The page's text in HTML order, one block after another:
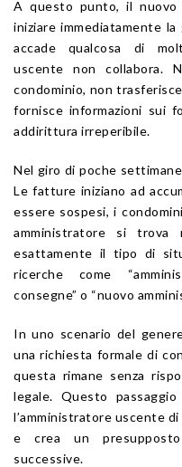
A questo punto, il nuovo
iniziare immediatamente
accade qualcosa di
uscente non collabora.
condominio, non
fornisce informazioni sui
addirittura irreperibile.
Nel giro di poche
Le fatture iniziano ad
essere sospesi, i
amministratore si trova
esattamente il tipo di
ricerche come
consegne” o “nuovo
In uno scenario del
una richiesta formale di
questa rimane senza
legale. Questo
l’amministratore uscente
e crea un
successive.